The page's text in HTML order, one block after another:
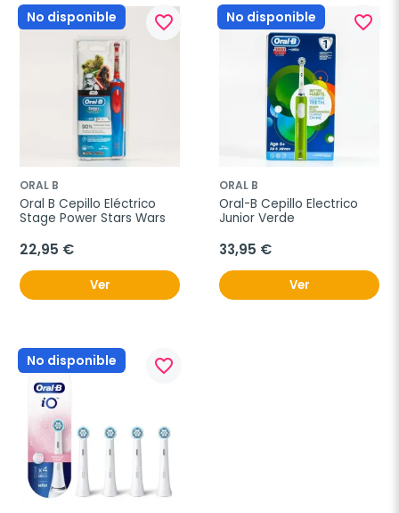
No disponible favorite_border
ORAL B
Oral B Cepillo Eléctrico
Stage Power Stars Wars
22,95 €
Ver
No disponible favorite_border
ORAL B
Oral-B Cepillo Electrico
Junior Verde
33,95 €
Ver
No disponible favorite_border